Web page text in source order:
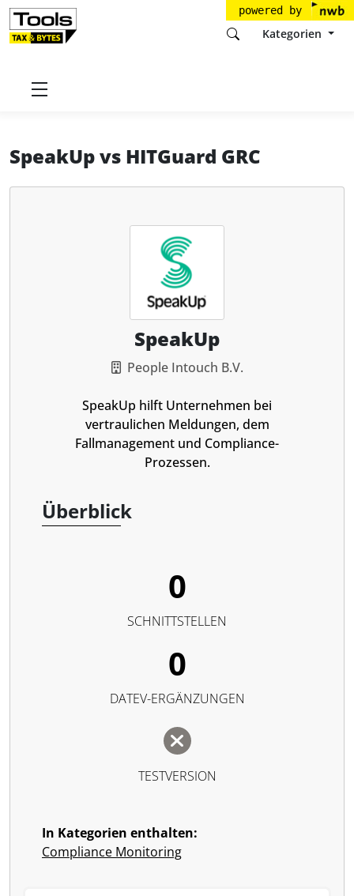
powered by
Kategorien
Startseite
SpeakUpvs HITGuard GRC
SpeakUp
People Intouch B.V.
SpeakUp hilft Unternehmen bei
vertraulichen Meldungen, dem
Fallmanagement und Compliance-
Prozessen.
Überblick
0
SCHNITTSTELLEN
0
DATEV-ERGÄNZUNGEN
TESTVERSION
In Kategorien enthalten:
Compliance Monitoring